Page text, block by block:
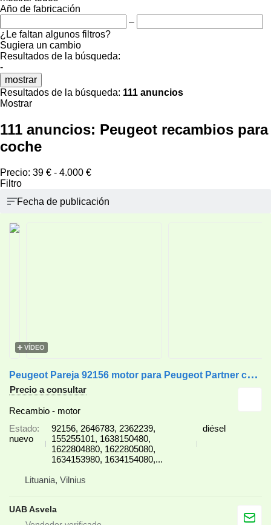
Año de fabricación
–
¿Le faltan algunos filtros?
Sugiera un cambio
Resultados de la búsqueda:
-
mostrar
Resultados de la búsqueda: 111 anuncios
Mostrar
111 anuncios: Peugeot recambios para
coche
Precio: 39 € - 4.000 €
Filtro
Fecha de publicación
VÍDEO
P
eugeot Pareja 92156 motor para Peugeot Partner coche
Precio a consultar
Recambio - motor
Estado
nuevo
92156, 2646783, 2362239,
155255101, 1638150480,
1622804880, 1622805080,
1634153980, 1634154080,...
diésel
Lituania, Vilnius
UAB Asvela